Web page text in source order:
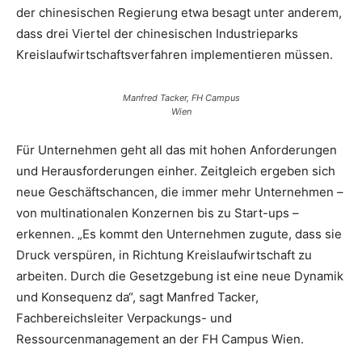
der chinesischen Regierung etwa besagt unter anderem,
dass drei Viertel der chinesischen Industrieparks
Kreislaufwirtschaftsverfahren implementieren müssen.
Manfred Tacker, FH Campus
Wien
Für Unternehmen geht all das mit hohen Anforderungen
und Herausforderungen einher. Zeitgleich ergeben sich
neue Geschäftschancen, die immer mehr Unternehmen –
von multinationalen Konzernen bis zu Start-ups –
erkennen. „Es kommt den Unternehmen zugute, dass sie
Druck verspüren, in Richtung Kreislaufwirtschaft zu
arbeiten. Durch die Gesetzgebung ist eine neue Dynamik
und Konsequenz da“, sagt Manfred Tacker,
Fachbereichsleiter Verpackungs- und
Ressourcenmanagement an der FH Campus Wien.